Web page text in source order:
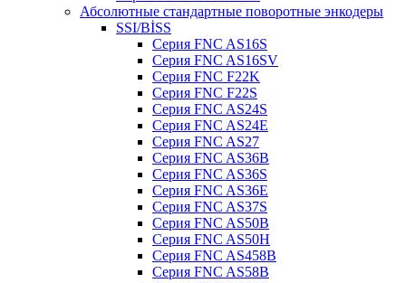
Абсолютные стандартные поворотные энкодеры
SSI/BİSS
Серия FNC AS16S
Серия FNC AS16SV
Серия FNC F22K
Серия FNC F22S
Серия FNC AS24S
Серия FNC AS24E
Серия FNC AS27
Серия FNC AS36B
Серия FNC AS36S
Серия FNC AS36E
Серия FNC AS37S
Серия FNC AS50B
Серия FNC AS50H
Серия FNC AS458B
Серия FNC AS58B